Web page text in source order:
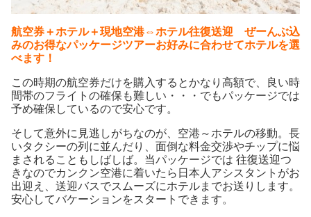
航空券＋ホテル＋現地空港⇔ホテル往復送迎 ぜーんぶ込
みのお得なパッケージツアーお好みに合わせてホテルを選
べます！
この時期の航空券だけを購入するとかなり高額で、良い時
間帯のフライトの確保も難しい・・・でもパッケージでは
予め確保しているので安心です。
そして意外に見逃しがちなのが、空港～ホテルの移動。長
いタクシーの列に並んだり、面倒な料金交渉やチップに悩
まされることもしばしば。当パッケージでは 往復送迎つ
きなのでカンクン空港に着いたら日本人アシスタントがお
出迎え、送迎バスでスムーズにホテルまでお送りします。
安心してバケーションをスタートできます。